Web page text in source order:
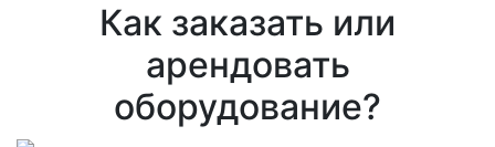
Как заказать или
арендовать
оборудование?